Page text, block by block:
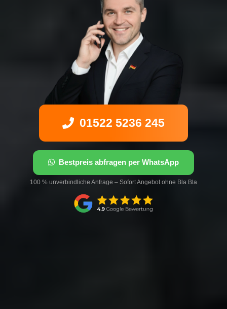
01522 5236 245
Bestpreis abfragen per WhatsApp
100 % unverbindliche Anfrage – Sofort Angebot ohne Bla Bla